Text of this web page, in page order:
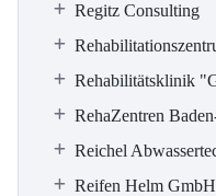
Regitz Consulting
Rehabilitätsklinik
RehaZentren
Reichel
Reifen Helm GmbH